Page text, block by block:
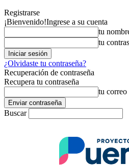
Registrarse
¡Bienvenido!Ingrese a su cuenta
tu
tu
¿Olvidaste tu contraseña?
Recuperación de contraseña
Recupera tu contraseña
tu correo
Buscar